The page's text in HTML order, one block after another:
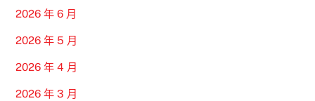
2026 年 6 月
2026 年 5 月
2026 年 4 月
2026 年 3 月